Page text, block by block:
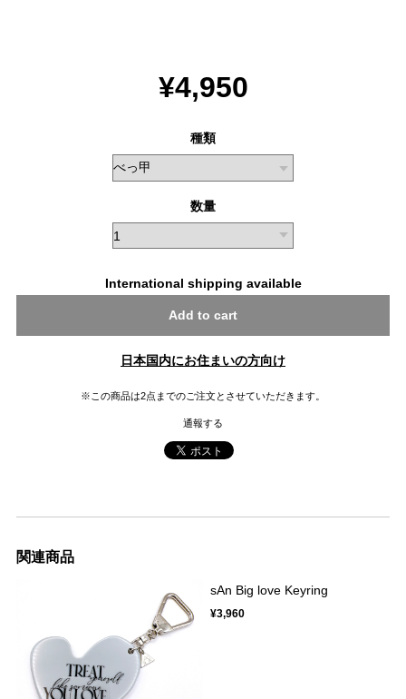
¥4,950
種類
数量
International shipping available
Add to cart
日本国内にお住まいの方向け
※この商品は2点までのご注文とさせていただきます。
通報する
関連商品
sAn Big love Keyring
¥3,960